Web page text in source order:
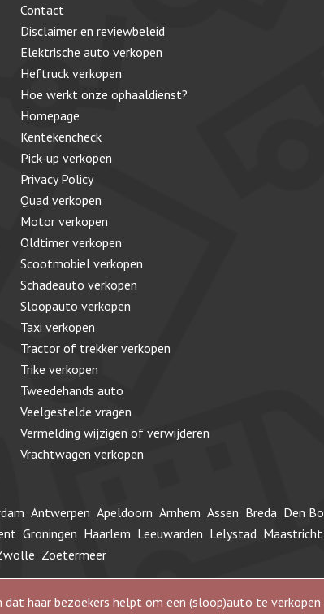
Contact
Disclaimer en reviewbeleid
Elektrische auto verkopen
Heftruck verkopen
Hoe werkt onze ophaaldienst?
Homepage
Kentekencheck
Pick-up verkopen
Privacy Policy
Quad verkopen
Motor verkopen
Oldtimer verkopen
Scootmobiel verkopen
Schadeauto verkopen
Sloopauto verkopen
Taxi verkopen
Tractor of trekker verkopen
Trike verkopen
Tweedehands auto
Veelgestelde vragen
Vermelding wijzigen of verwijderen
Vrachtwagen verkopen
Antwerpen Apeldoorn Arnhem Assen Breda Den
Groningen Haarlem Leeuwarden Lelystad Maastricht
Zoetermeer
haar bezoekers helpt om een (sloop)auto te